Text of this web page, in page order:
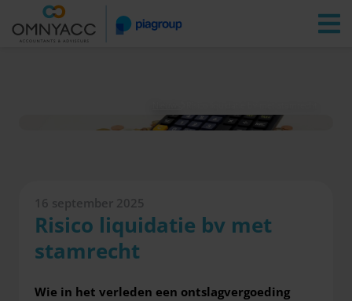
Vestigingen Zoeken
16 september 2025
Risico liquidatie bv met
stamrecht
Wie in het verleden een ontslagvergoeding